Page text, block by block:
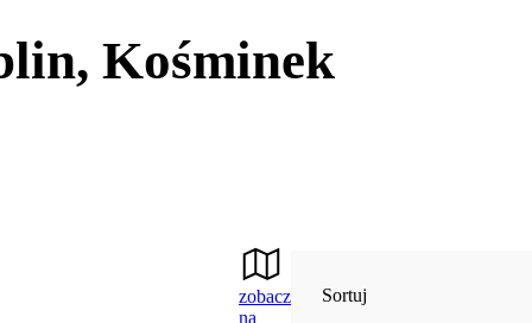
Kośminek
zobacz
na
Sortuj